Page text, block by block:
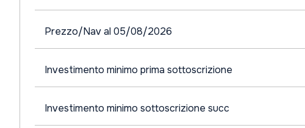
Prezzo/Nav al 05/08/2026
Investimento minimo prima sottoscrizione
Investimento minimo sottoscrizione succ